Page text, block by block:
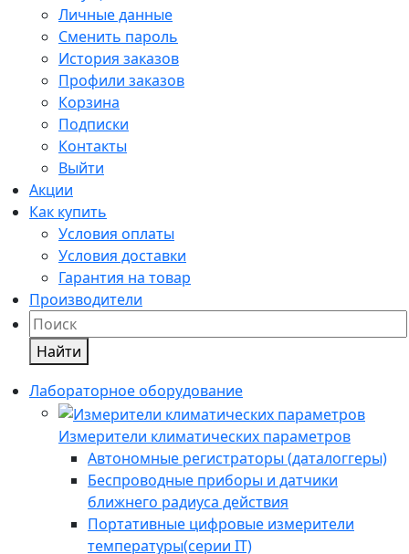
Личные данные
Сменить пароль
История заказов
Профили заказов
Корзина
Подписки
Контакты
Выйти
Акции
Как купить
Условия оплаты
Условия доставки
Гарантия на товар
Производители
Найти
Лабораторное оборудование
Измерители климатических параметров
Автономные регистраторы (даталоггеры)
Беспроводные приборы и датчики
ближнего радиуса действия
Портативные цифровые измерители
температуры(серии IT)